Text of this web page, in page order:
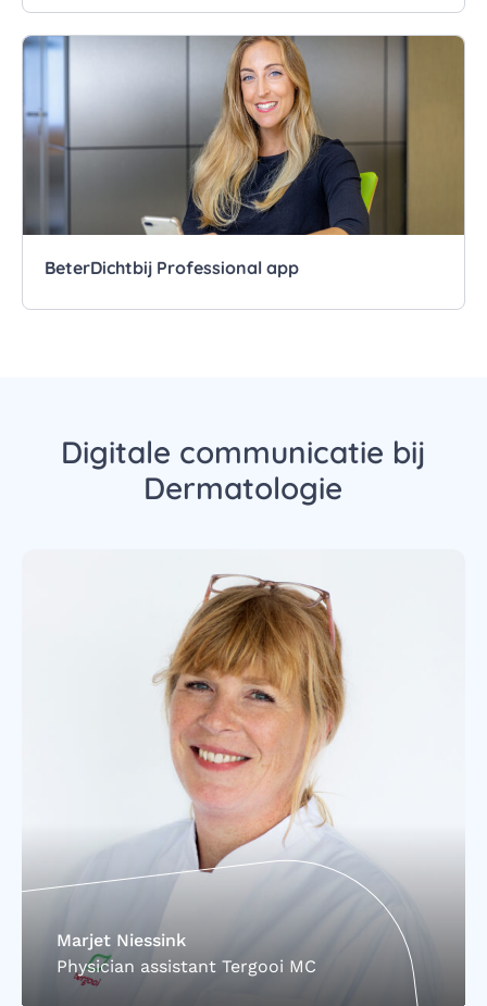
BeterDichtbij Professional app
Digitale communicatie bij
Dermatologie
Marjet Niessink
Physician assistant Tergooi MC